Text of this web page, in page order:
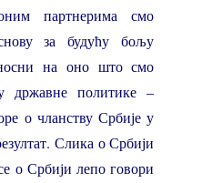
партнерима смо
за будућу бољу
на оно што смо
државне политике –
о чланству Србије у
Слика о Србији
о Србији лепо говори